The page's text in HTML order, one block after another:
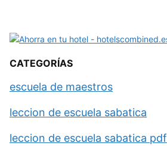
CATEGORÍAS
escuela de maestros
leccion de escuela sabatica
leccion de escuela sabatica pdf